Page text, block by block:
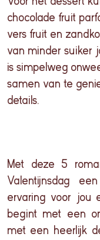
chocolade fruit
vers fruit en
van minder suiker
is simpelweg
samen van te
details.
Met deze 5
Valentijnsdag
een
ervaring voor jou
begint met een
met een heerlijk